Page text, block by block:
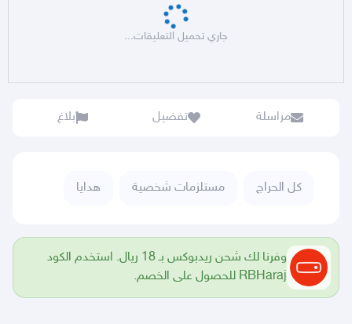
جاري تحميل التعليقات...
مراسلة تفضيل بلاغ
كل الحراج مستلزمات شخصية هدايا
وفرنا لك شحن ريدبوكس بـ 18 ريال. استخدم الكود
RBHaraj للحصول على الخصم.